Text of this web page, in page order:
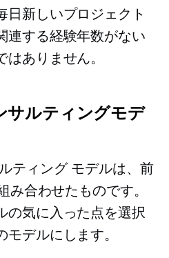
日新しいプロジェクト
連する経験年数がない
はありません。
サルティングモデ
ティング モデルは、前
み合わせたものです。
の気に入った点を選択
モデルにします。